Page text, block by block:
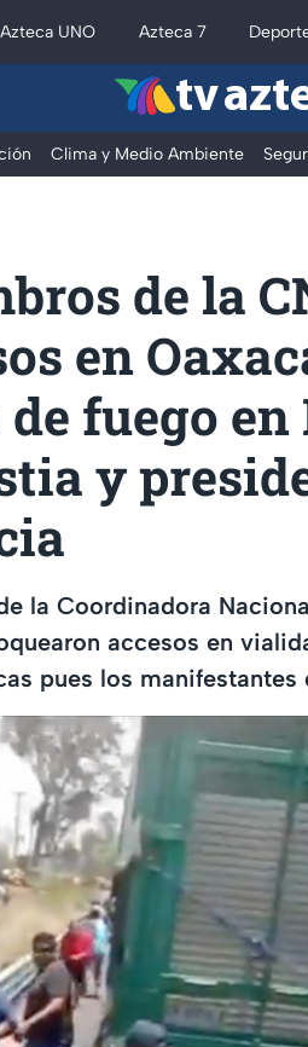
Azteca UNO Azteca 7
tv
Clima y Medio Ambiente
de la
en
fuego
y
la Coordinadora
accesos en
pues los